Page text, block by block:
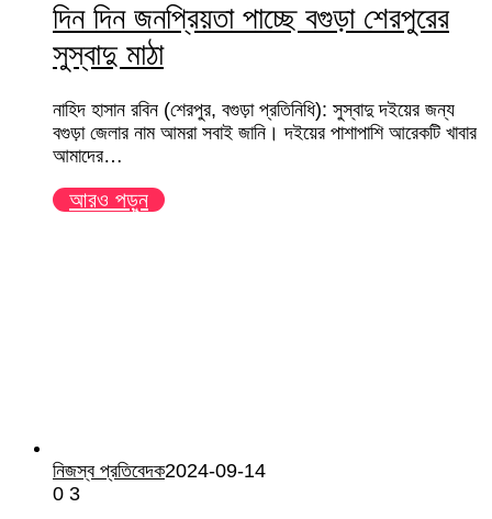
দিন দিন জনপ্রিয়তা পাচ্ছে বগুড়া শেরপুরের
সুস্বাদু মাঠা
নাহিদ হাসান রবিন (শেরপুর, বগুড়া প্রতিনিধি): সুস্বাদু দইয়ের জন্য
বগুড়া জেলার নাম আমরা সবাই জানি। দইয়ের পাশাপাশি আরেকটি খাবার
আমাদের…
আরও পড়ুন
নিজস্ব প্রতিবেদক2024-09-14
0 3